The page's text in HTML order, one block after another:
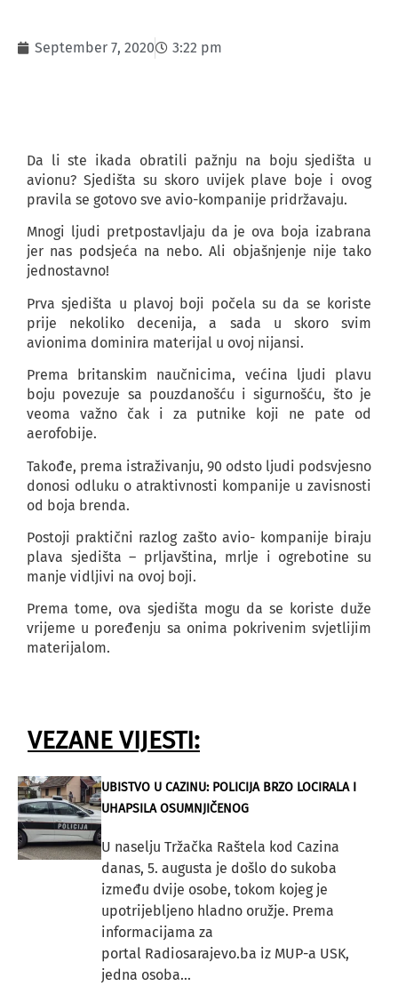
September 7, 2020 3:22 pm
Da li ste ikada obratili pažnju na boju sjedišta u
avionu? Sjedišta su skoro uvijek plave boje i ovog
pravila se gotovo sve avio-kompanije pridržavaju.
Mnogi ljudi pretpostavljaju da je ova boja izabrana
jer nas podsjeća na nebo. Ali objašnjenje nije tako
jednostavno!
Prva sjedišta u plavoj boji počela su da se koriste
prije nekoliko decenija, a sada u skoro svim
avionima dominira materijal u ovoj nijansi.
Prema britanskim naučnicima, većina ljudi plavu
boju povezuje sa pouzdanošću i sigurnošću, što je
veoma važno čak i za putnike koji ne pate od
aerofobije.
Takođe, prema istraživanju, 90 odsto ljudi podsvjesno
donosi odluku o atraktivnosti kompanije u zavisnosti
od boja brenda.
Postoji praktični razlog zašto avio- kompanije biraju
plava sjedišta – prljavština, mrlje i ogrebotine su
manje vidljivi na ovoj boji.
Prema tome, ova sjedišta mogu da se koriste duže
vrijeme u poređenju sa onima pokrivenim svjetlijim
materijalom.
VEZANE VIJESTI:
UBISTVO U CAZINU: POLICIJA BRZO LOCIRALA I
UHAPSILA OSUMNJIČENOG
U naselju Tržačka Raštela kod Cazina
danas, 5. augusta je došlo do sukoba
između dvije osobe, tokom kojeg je
upotrijebljeno hladno oružje. Prema
informacijama za
portal Radiosarajevo.ba iz MUP-a USK,
jedna osoba...